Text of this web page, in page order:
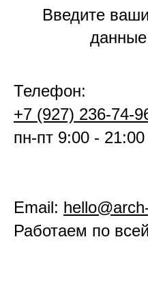
Введите
Телефон:
+7 (927) 236-74-
пн-пт 9:00 - 21:00
Email:
Работаем по